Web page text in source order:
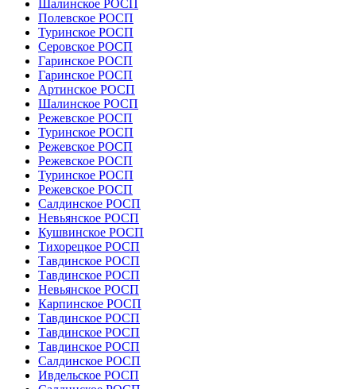
Шалинское РОСП
Полевское РОСП
Туринское РОСП
Серовское РОСП
Гаринское РОСП
Гаринское РОСП
Артинское РОСП
Шалинское РОСП
Режевское РОСП
Туринское РОСП
Режевское РОСП
Режевское РОСП
Туринское РОСП
Режевское РОСП
Салдинское РОСП
Невьянское РОСП
Кушвинское РОСП
Тихорецкое РОСП
Тавдинское РОСП
Тавдинское РОСП
Невьянское РОСП
Карпинское РОСП
Тавдинское РОСП
Тавдинское РОСП
Тавдинское РОСП
Салдинское РОСП
Ивдельское РОСП